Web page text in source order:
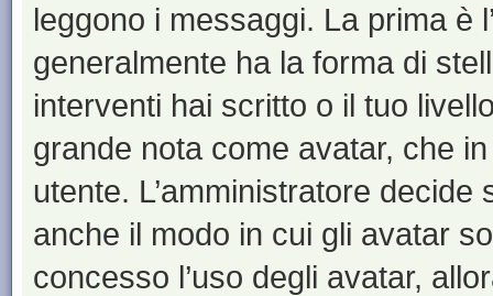
leggono i messaggi. La prima è
generalmente ha la forma di
interventi hai scritto o il tuo
grande nota come avatar, che
utente. L’amministratore
anche il modo in cui gli avatar
concesso l’uso degli avatar,